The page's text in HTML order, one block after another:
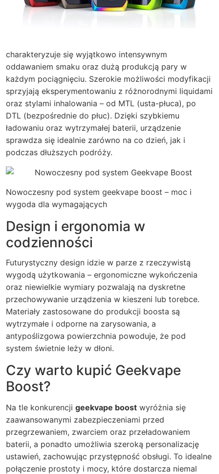
charakteryzuje się wyjątkowo intensywnym
oddawaniem smaku oraz dużą produkcją pary w
każdym pociągnięciu. Szerokie możliwości modyfikacji
sprzyjają eksperymentowaniu z różnorodnymi liquidami
oraz stylami inhalowania – od MTL (usta-płuca), po
DTL (bezpośrednie do płuc). Dzięki szybkiemu
ładowaniu oraz wytrzymałej baterii, urządzenie
sprawdza się idealnie zarówno na co dzień, jak i
podczas dłuższych podróży.
Nowoczesny pod system geekvape boost – moc i
wygoda dla wymagających
Design i ergonomia w
codzienności
Futurystyczny design idzie w parze z rzeczywistą
wygodą użytkowania – ergonomiczne wykończenia
oraz niewielkie wymiary pozwalają na dyskretne
przechowywanie urządzenia w kieszeni lub torebce.
Materiały zastosowane do produkcji boosta są
wytrzymałe i odporne na zarysowania, a
antypoślizgowa powierzchnia powoduje, że pod
system świetnie leży w dłoni.
Czy warto kupić Geekvape
Boost?
Na tle konkurencji geekvape boost wyróżnia się
zaawansowanymi zabezpieczeniami przed
przegrzewaniem, zwarciem oraz przeładowaniem
baterii, a ponadto umożliwia szeroką personalizację
ustawień, zachowując przystępność obsługi. To idealne
połączenie prostoty i mocy, które dostarcza niemal